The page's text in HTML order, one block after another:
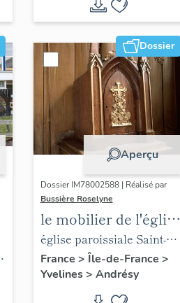
Dossier
Aperçu
Dossier IM78002588 | Réalisé par
Bussière Roselyne
le mobilier de l'église
Saint-Germain-de-
Paris (liste
supplémentaire)
église paroissiale Saint-
Germain
France > Île-de-France >
Yvelines> Andrésy